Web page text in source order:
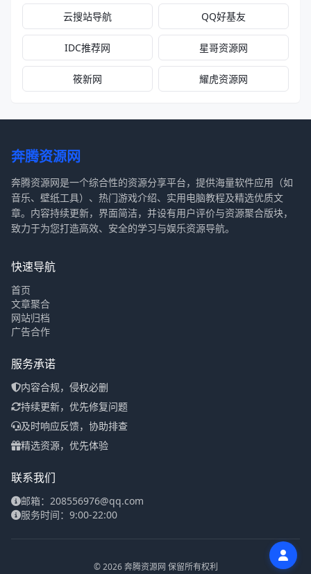
云搜站导航 QQ好基友
IDC推荐网 星哥资源网
筱新网 耀虎资源网
奔腾资源网
奔腾资源网是一个综合性的资源分享平台，提供海量软件应用（如
音乐、壁纸工具）、热门游戏介绍、实用电脑教程及精选优质文
章。内容持续更新，界面简洁，并设有用户评价与资源聚合版块，
致力于为您打造高效、安全的学习与娱乐资源导航。
快速导航
首页
文章聚合
网站归档
广告合作
服务承诺
内容合规，侵权必删
持续更新，优先修复问题
及时响应反馈，协助排查
精选资源，优先体验
联系我们
邮箱：208556976@qq.com
服务时间：9:00-22:00
© 2026 奔腾资源网 保留所有权利